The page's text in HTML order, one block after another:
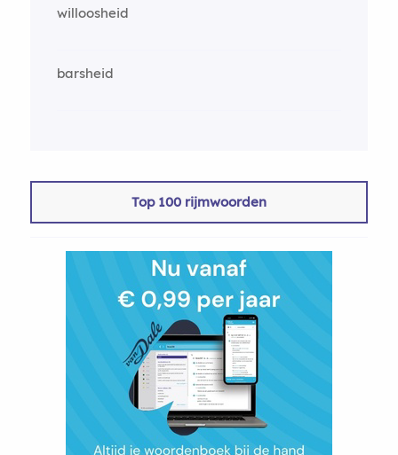
willoosheid
barsheid
Top 100 rijmwoorden